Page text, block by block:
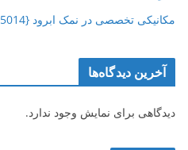
مکانیکی تخصصی در نمک ابرود {09361455014}مکانیکی جواد
آخرین دیدگاه‌ها
دیدگاهی برای نمایش وجود ندارد.